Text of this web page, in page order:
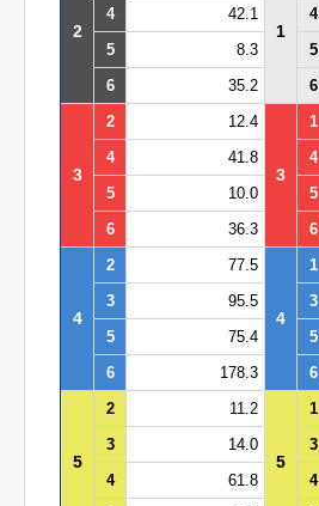
2 1
4
42.1 4
5
8.3 5
6
35.2 6
3
2 12.4
3
1
4
41.8 4
5
10.0 5
6
36.3 6
4
2 77.5
4
1
3
95.5 3
5
75.4 5
6
178.3 6
5
2 11.2
5
1
3
14.0 3
4
61.8 4